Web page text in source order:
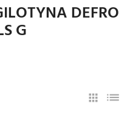
DEFRO
G